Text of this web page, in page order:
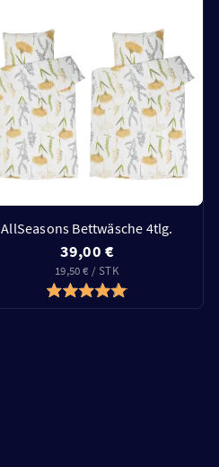
AllSeasons Bettwäsche 4tlg.
39,00 €
19,50 € / STK